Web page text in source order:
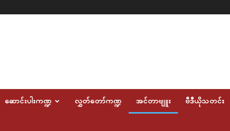
ဆောင်းပါးကဏ္ဍ လွှတ်တော်ကဏ္ဍ အင်တာဗျူး ဗီဒီယိုသတင်း